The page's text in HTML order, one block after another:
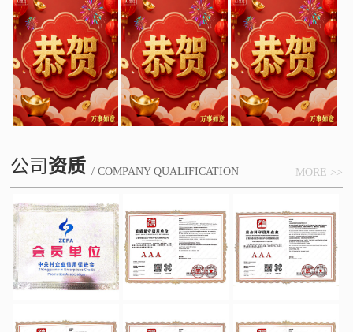
公司 资质 / COMPANY QUALIFICATION MORE >>